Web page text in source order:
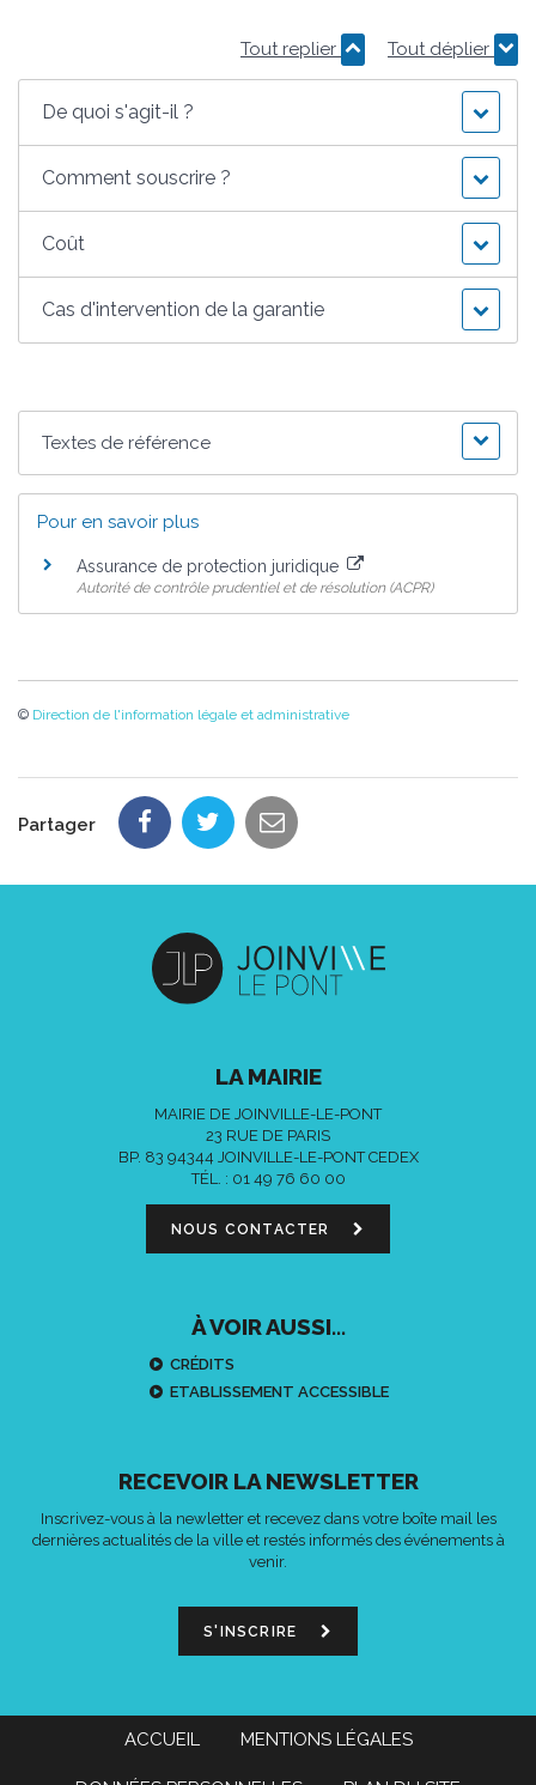
Tout replier Tout déplier
De quoi s'agit-il ?
Comment souscrire ?
Coût
Cas d'intervention de la garantie
Textes de référence
Pour en savoir plus
Assurance de protection juridique
Autorité de contrôle prudentiel et de résolution (ACPR)
© Direction de l'information légale et administrative
Partager
LA MAIRIE
MAIRIE DE JOINVILLE-LE-PONT
23 RUE DE PARIS
BP. 83 94344 JOINVILLE-LE-PONT CEDEX
TÉL. : 01 49 76 60 00
NOUS CONTACTER
À VOIR AUSSI...
CRÉDITS
ETABLISSEMENT ACCESSIBLE
RECEVOIR LA NEWSLETTER
Inscrivez-vous à la newletter et recevez dans votre boîte mail les
dernières actualités de la ville et restés informés des événements à
venir.
S'INSCRIRE
ACCUEIL MENTIONS LÉGALES